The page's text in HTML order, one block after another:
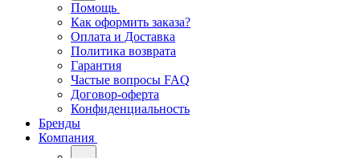
Помощь
Как оформить заказа?
Оплата и Доставка
Политика возврата
Гарантия
Частые вопросы FAQ
Договор-оферта
Конфиденциальность
Бренды
Компания